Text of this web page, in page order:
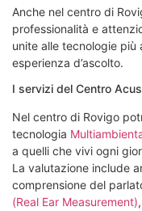
Anche nel centro di
professionalità e
unite alle tecnologie più
esperienza d’ascolto.
I servizi del Centro
Nel centro di Rovigo
tecnologia
a quelli che vivi ogni
La valutazione include
comprensione del
(Real Ear Measurement)